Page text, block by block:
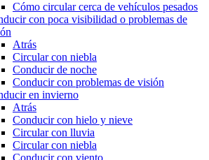
Cómo circular cerca de vehículos pesados
con poca visibilidad o problemas de
Atrás
Circular con niebla
Conducir de noche
Conducir con problemas de visión
en invierno
Atrás
Conducir con hielo y nieve
Circular con lluvia
Circular con niebla